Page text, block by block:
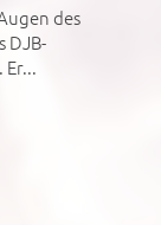
des
DJB-